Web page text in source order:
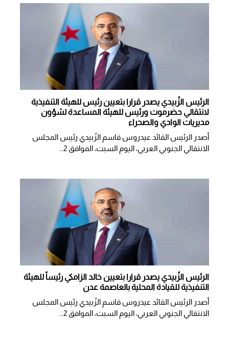
الرئيس الزُبيدي يصدر قرارا بتعيين رئيس للهيئة التنفيذية
لانتقالي حضرموت ورئيس للهيئة المساعدة لشؤون
مديريات الوادي والصحراء
أصدر الرئيس القائد عيدروس قاسم الزُبيدي رئيس المجلس
الانتقالي الجنوبي العربي، اليوم السبت، الموافق 2...
الرئيس الزُبيدي يصدر قرارا بتعيين خالد الزامكي رئيساً للهيئة
التنفيذية للقيادة المحلية بالعاصمة عدن
أصدر الرئيس القائد عيدروس قاسم الزُبيدي رئيس المجلس
الانتقالي الجنوبي العربي، اليوم السبت، الموافق 2...